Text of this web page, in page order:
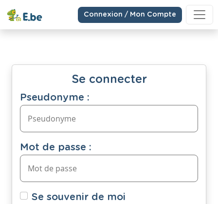
Connexion / Mon Compte
Se connecter
Pseudonyme :
Mot de passe :
Se souvenir de moi